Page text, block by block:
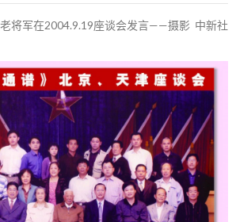
将军在2004.9.19座谈会发言——摄影 中新社